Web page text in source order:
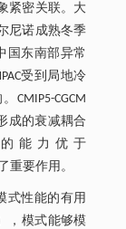
紧密关联。大
尼诺成熟冬季
国东南部异常
受到局地冷
CGCM
成的衰减耦合
的 能 力 优 于
重要作用。
式性能的有用
，模式能够模